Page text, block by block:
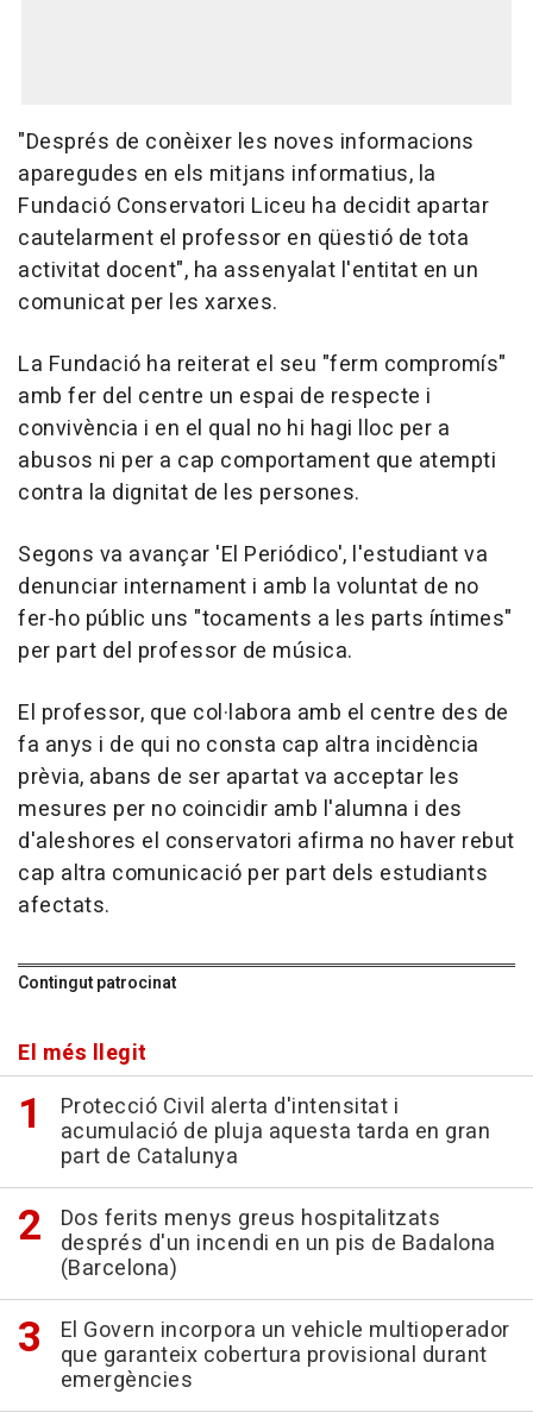
"Després de conèixer les noves informacions
aparegudes en els mitjans informatius, la
Fundació Conservatori Liceu ha decidit apartar
cautelarment el professor en qüestió de tota
activitat docent", ha assenyalat l'entitat en un
comunicat per les xarxes.
La Fundació ha reiterat el seu "ferm compromís"
amb fer del centre un espai de respecte i
convivència i en el qual no hi hagi lloc per a
abusos ni per a cap comportament que atempti
contra la dignitat de les persones.
Segons va avançar 'El Periódico', l'estudiant va
denunciar internament i amb la voluntat de no
fer-ho públic uns "tocaments a les parts íntimes"
per part del professor de música.
El professor, que col·labora amb el centre des de
fa anys i de qui no consta cap altra incidència
prèvia, abans de ser apartat va acceptar les
mesures per no coincidir amb l'alumna i des
d'aleshores el conservatori afirma no haver rebut
cap altra comunicació per part dels estudiants
afectats.
Contingut patrocinat
El més llegit
Protecció Civil alerta d'intensitat i
acumulació de pluja aquesta tarda en gran
part de Catalunya
Dos ferits menys greus hospitalitzats
després d'un incendi en un pis de Badalona
(Barcelona)
El Govern incorpora un vehicle multioperador
que garanteix cobertura provisional durant
emergències